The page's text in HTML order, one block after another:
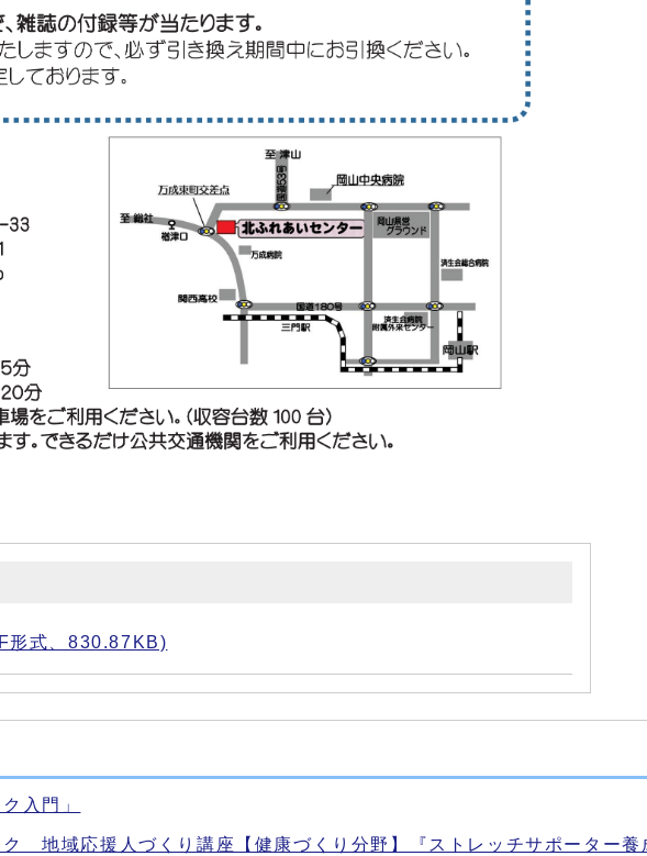
形式、830.87KB)
入門」
地域応援人づくり講座【健康づくり分野】『ストレッチサポーター養